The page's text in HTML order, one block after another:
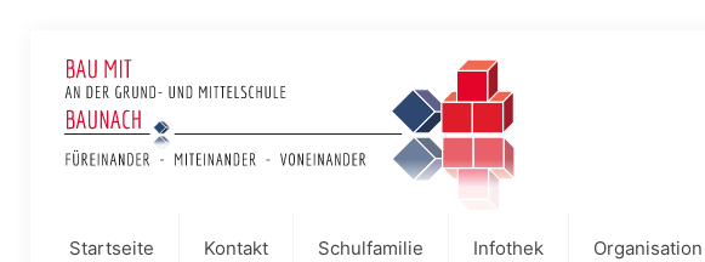
Startseite Kontakt Schulfamilie Infothek Organisation